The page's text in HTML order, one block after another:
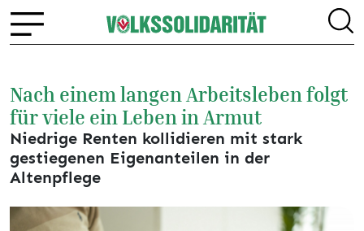
Nach einem langen Arbeitsleben folgt
für viele ein Leben in Armut
Niedrige Renten kollidieren mit stark
gestiegenen Eigenanteilen in der
Altenpflege